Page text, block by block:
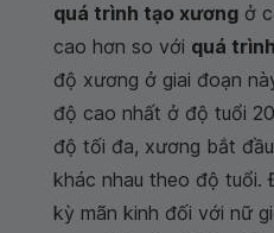
quá trình tạo xương ở
cao hơn so với quá
độ xương ở giai đoạn
độ cao nhất ở độ tuổi
độ tối đa, xương bắt
khác nhau theo độ
kỳ mãn kinh đối với nữ